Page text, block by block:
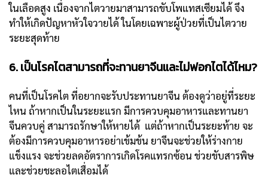
ในเลือดสูง เนื่องจากไตวายมาสามารถขับโพแทสเซียมได้ จึง
ทำให้เกิดปัญหาหัวใจวายได้ ในโดยเฉพาะผู้ป่วยที่เป็นไตวาย
ระยะสุดท้าย
6. เป็นโรคไตสามารถที่จะทานยาจีนและไม่ฟอกไตได้ไหม?
คนที่เป็นโรคไต ที่อยากจะรับประทานยาจีน ต้องดูว่าอยู่ที่ระยะ
ไหน ถ้าหากเป็นในระยะแรก มีการควบคุมอาหารและทานยา
จีนควบคู่ สามารถรักษาให้หายได้ แต่ถ้าหากเป็นระยะท้าย จะ
ต้องมีการควบคุมอาหารอย่าเข้มข้น ยาจีนจะช่วยให้ร่างกาย
แข็งแรง จะช่วยลดอัตราการเกิดโรคแทรกซ้อน ช่วยขับสารพิษ
และช่วยชะลอไตเสื่อมได้